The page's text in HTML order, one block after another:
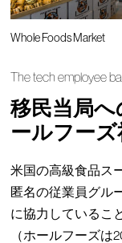
Whole Foods Market
The tech employee
移民当局
ールフー
米国の高級食品ス
匿名の従業員グル
に協力しているこ
（ホールフーズは